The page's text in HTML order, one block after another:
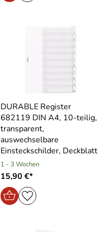
DURABLE Register
682119 DIN A4, 10-teilig,
transparent,
auswechselbare
Einsteckschilder, Deckblatt
1 - 3 Wochen
15,90 €*